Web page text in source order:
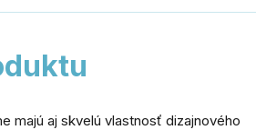
majú aj skvelú vlastnosť dizajnového